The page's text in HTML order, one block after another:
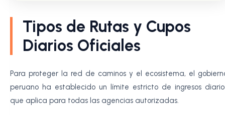
Tipos de Rutas y Cupos
Diarios Oficiales
Para proteger la red de caminos y el ecosistema, el
peruano ha establecido un límite estricto de ingresos
que aplica para todas las agencias autorizadas.